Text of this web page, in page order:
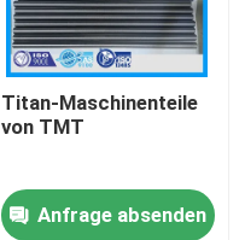
Titan-Maschinenteile
von TMT
Anfrage absenden